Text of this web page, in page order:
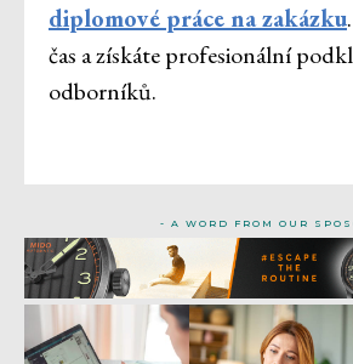
diplomové práce na zakázku
čas a získáte profesionální
odborníků.
- A WORD FROM OUR